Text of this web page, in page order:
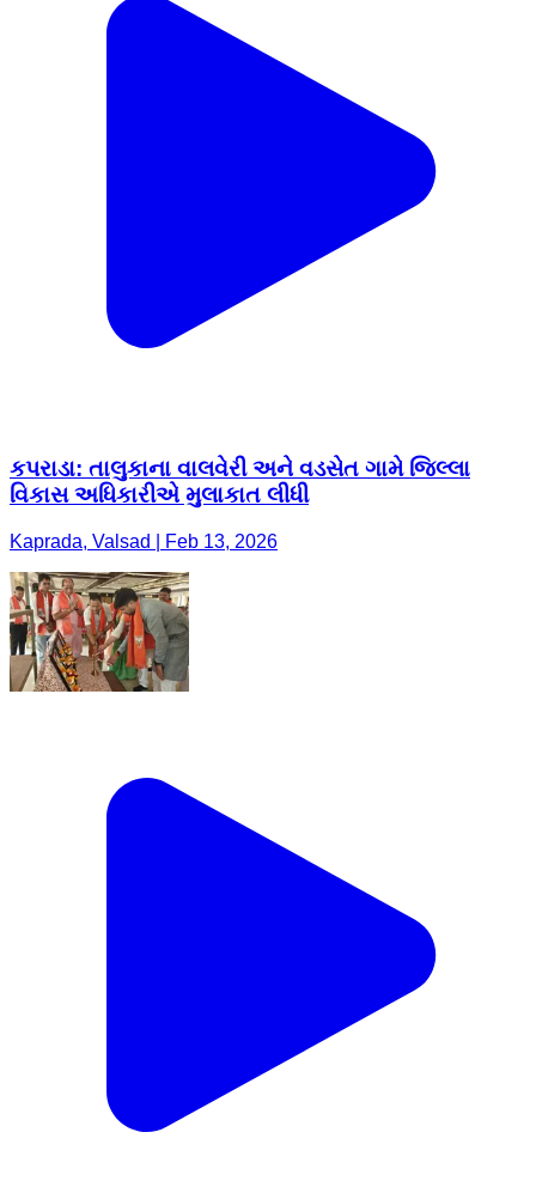
કપરાડા: તાલુકાના વાલવેરી અને વડસેત ગામે જિલ્લા
વિકાસ અધિકારીએ મુલાકાત લીધી
Kaprada, Valsad | Feb 13, 2026